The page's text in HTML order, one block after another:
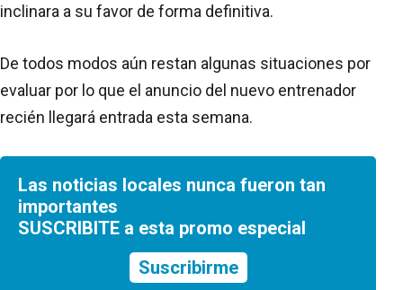
inclinara a su favor de forma definitiva.
De todos modos aún restan algunas situaciones por
evaluar por lo que el anuncio del nuevo entrenador
recién llegará entrada esta semana.
Las noticias locales nunca fueron tan
importantes
SUSCRIBITE a esta promo especial
Suscribirme